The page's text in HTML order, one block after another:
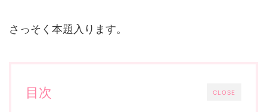
さっそく本題入ります。
CLOSE
目次